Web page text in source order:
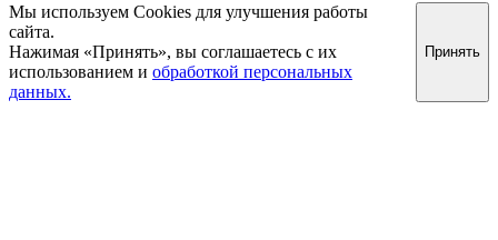
Мы используем Cookies для улучшения работы
сайта.
Нажимая «Принять», вы соглашаетесь с их
использованием и обработкой персональных
данных.
Принять